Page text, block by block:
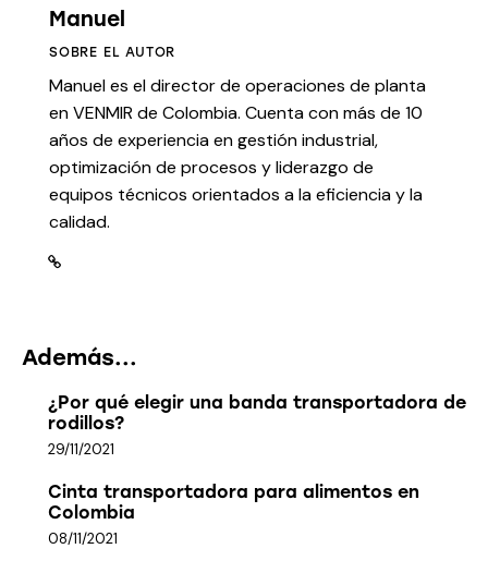
Manuel
SOBRE EL AUTOR
Manuel es el director de operaciones de planta
en VENMIR de Colombia. Cuenta con más de 10
años de experiencia en gestión industrial,
optimización de procesos y liderazgo de
equipos técnicos orientados a la eficiencia y la
calidad.
Además...
¿Por qué elegir una banda transportadora de
rodillos?
29/11/2021
Cinta transportadora para alimentos en
Colombia
08/11/2021